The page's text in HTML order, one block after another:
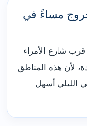
مساءً في
شارع الأمراء
لأن هذه المناطق
الليلي أسهل